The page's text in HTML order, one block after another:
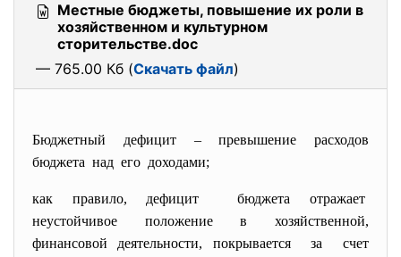
Местные бюджеты, повышение их роли в
хозяйственном и культурном
сторительстве.doc
— 765.00 Кб (Скачать файл)
Бюджетный дефицит – превышение расходов
бюджета над его доходами;
как правило, дефицит бюджета отражает
неустойчивое положение в хозяйственной,
финансовой деятельности, покрывается за счет